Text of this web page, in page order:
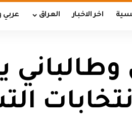
اخر الاخبار العراق عربي